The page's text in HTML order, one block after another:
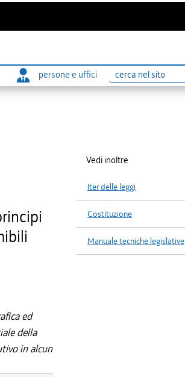
persone e uffici
Ricerca
ed
della
in alcun
Vedi inoltre
Iter delle leggi
Costituzione
Manuale tecniche legislative